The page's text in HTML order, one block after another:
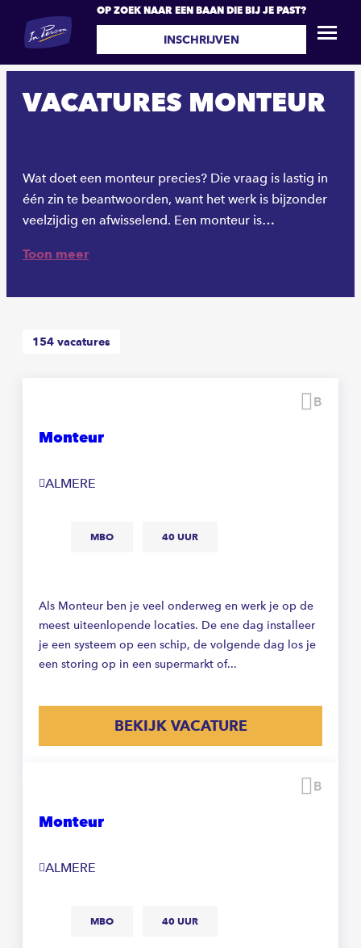
OP ZOEK NAAR EEN BAAN DIE BIJ JE PAST?
INSCHRIJVEN
VACATURES MONTEUR
Wat doet een monteur precies? Die vraag is lastig in
één zin te beantwoorden, want het werk is bijzonder
veelzijdig en afwisselend. Een monteur is
werkzaamheden, bijvoorbeeld in een fabriek, garage
vooropleiding zijn vereist, want je moet zelfstandig
moderniseren.
Toon meer
154 vacatures
Monteur
ALMERE
MBO 40 UUR
Als Monteur ben je veel onderweg en werk je op de
meest uiteenlopende locaties. De ene dag installeer
je een systeem op een schip, de volgende dag los je
een storing op in een supermarkt of...
BEKIJK VACATURE
Monteur
ALMERE
MBO 40 UUR